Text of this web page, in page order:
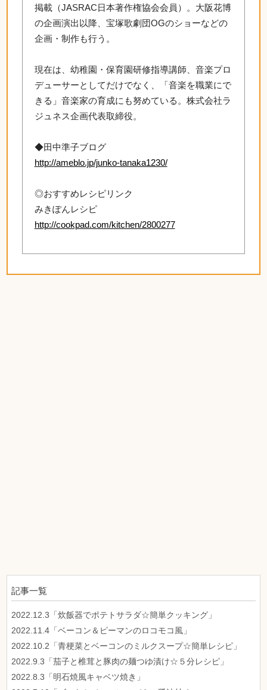
掲載（JASRAC日本著作権協会会員）。大阪花博
の企画演出以降、宝塚歌劇団OGのショーなどの
企画・制作も行う。
現在は、幼稚園・保育園研修指導講師、音楽プロ
デューサーとしてだけでなく、「音楽を職業にで
きる」音楽家の育成にも努めている。株式会社ラ
ジュネス企画代表取締役。
◆田中準子ブログ
http://ameblo.jp/junko-tanaka1230/
◎おすすめレシピリンク
みきぽんレシピ
http://cookpad.com/kitchen/2800277
記事一覧
2022.12.3「炊飯器でポテトサラダ☆簡単クッキング」
2022.11.4「ベーコン＆ピーマンのロコモコ風」
2022.10.2「青梗菜とベーコンのミルクスープ☆簡単レシピ」
2022.9.3「茄子と椎茸と豚肉の麺つゆ漬け☆５分レシピ」
2022.8.3「明石焼風キャベツ焼き」